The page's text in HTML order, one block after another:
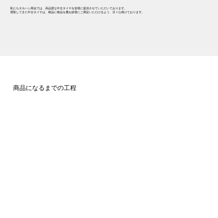
私たちタカハシ商会では、高品質な中古タイヤを皆様に提供させていただいております。
買取してきた中古タイヤは、検品に検品を重ね​皆様にご満足いただけるよう、日々心掛けております。
​商品になるまでの工程